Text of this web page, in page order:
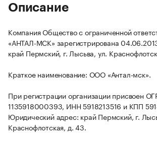
Описание
Компания Общество с ограниченной
«АНТАЛ-МСК» зарегистрирована
край Пермский, г. Лысьва, ул.
Краткое наименование: ООО «Антал-мск».
При регистрации организации присвоен
1135918000393, ИНН 5918213516 и КПП
Юридический адрес: край Пермский, г.
Краснофлотская, д. 43.